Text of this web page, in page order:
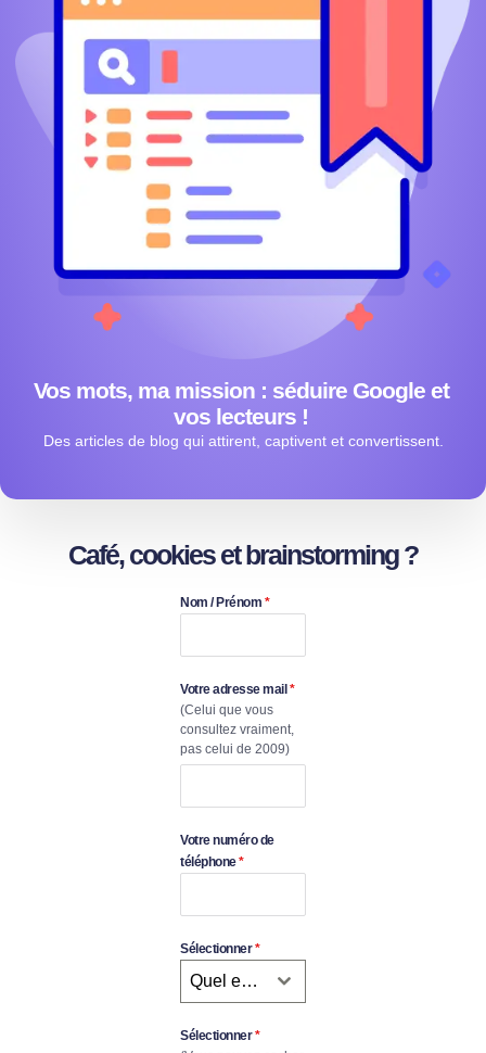
Vos mots, ma mission : séduire Google et
vos lecteurs !
Des articles de blog qui attirent, captivent et convertissent.
Café, cookies et brainstorming ?
Nom / Prénom *
Votre adresse mail *
(Celui que vous
consultez vraiment,
pas celui de 2009)
Votre numéro de
téléphone*
Sélectionner*
Quel est votre budget (en HT) ?
Sélectionner*